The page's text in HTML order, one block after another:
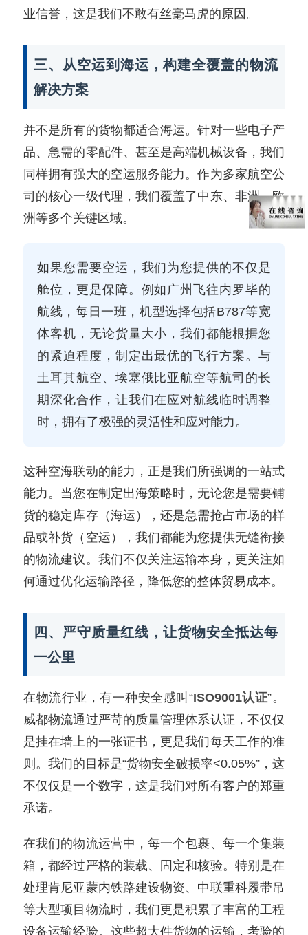
业信誉，这是我们不敢有丝毫马虎的原因。
三、从空运到海运，构建全覆盖的物流
解决方案
并不是所有的货物都适合海运。针对一些电子产
品、急需的零配件、甚至是高端机械设备，我们
同样拥有强大的空运服务能力。作为多家航空公
司的核心一级代理，我们覆盖了中东、非洲、欧
洲等多个关键区域。
如果您需要空运，我们为您提供的不仅是
舱位，更是保障。例如广州飞往内罗毕的
航线，每日一班，机型选择包括B787等宽
体客机，无论货量大小，我们都能根据您
的紧迫程度，制定出最优的飞行方案。与
土耳其航空、埃塞俄比亚航空等航司的长
期深化合作，让我们在应对航线临时调整
时，拥有了极强的灵活性和应对能力。
这种空海联动的能力，正是我们所强调的一站式
能力。当您在制定出海策略时，无论您是需要铺
货的稳定库存（海运），还是急需抢占市场的样
品或补货（空运），我们都能为您提供无缝衔接
的物流建议。我们不仅关注运输本身，更关注如
何通过优化运输路径，降低您的整体贸易成本。
四、严守质量红线，让货物安全抵达每
一公里
在物流行业，有一种安全感叫“ISO9001认证”。
威都物流通过严苛的质量管理体系认证，不仅仅
是挂在墙上的一张证书，更是我们每天工作的准
则。我们的目标是“货物安全破损率<0.05%”，这
不仅仅是一个数字，这是我们对所有客户的郑重
承诺。
在我们的物流运营中，每一个包裹、每一个集装
箱，都经过严格的装载、固定和核验。特别是在
处理肯尼亚蒙内铁路建设物资、中联重科履带吊
等大型项目物流时，我们更是积累了丰富的工程
设备运输经验。这些超大件货物的运输，考验的